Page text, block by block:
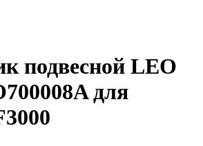
подвесной LEO
для